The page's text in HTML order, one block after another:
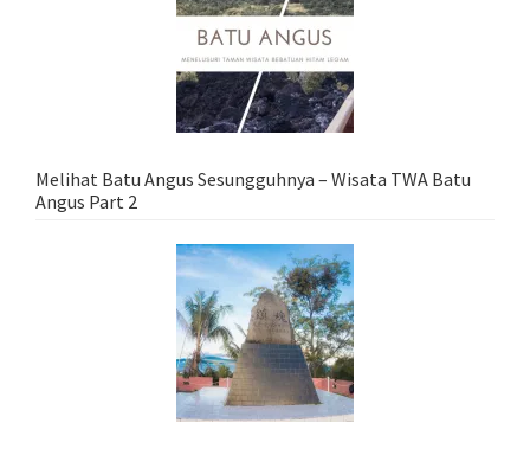
Melihat Batu Angus Sesungguhnya – Wisata TWA Batu
Angus Part 2